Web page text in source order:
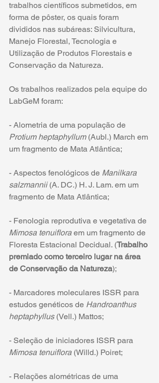
trabalhos científicos submetidos, em
forma de pôster, os quais foram
divididos nas subáreas: Silvicultura,
Manejo Florestal, Tecnologia e
Utilização de Produtos Florestais e
Conservação da Natureza.
Os trabalhos realizados pela equipe do
LabGeM foram:
- Alometria de uma população de
Protium heptaphyllum (Aubl.) March em
um fragmento de Mata Atlântica;
- Aspectos fenológicos de Manilkara
salzmannii (A. DC.) H. J. Lam. em um
fragmento de Mata Atlântica;
- Fenologia reprodutiva e vegetativa de
Mimosa tenuiflora em um fragmento de
Floresta Estacional Decidual. (Trabalho
premiado como terceiro lugar na área
de Conservação da Natureza);
- Marcadores moleculares ISSR para
estudos genéticos de Handroanthus
heptaphyllus (Vell.) Mattos;
- Seleção de iniciadores ISSR para
Mimosa tenuiflora (Willd.) Poiret;
- Relações alométricas de uma